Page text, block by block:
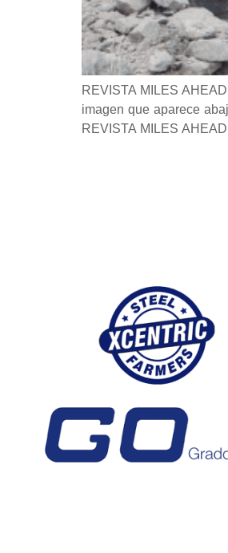
REVISTA MILES
imagen que aparece
REVISTA MILES